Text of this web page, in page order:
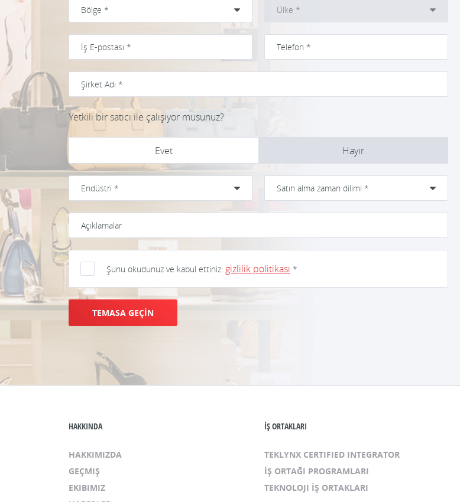
Yetkili bir satıcı ile çalışıyor musunuz?
Evet Hayır
Şunu okudunuz ve kabul ettiniz: gizlilik politikası *
TEMASA GEÇİN
HAKKINDA
HAKKIMIZDA
GEÇMIŞ
EKIBIMIZ
İŞ ORTAKLARI
TEKLYNX CERTIFIED INTEGRATOR
İŞ ORTAĞI PROGRAMLARI
TEKNOLOJI İŞ ORTAKLARI